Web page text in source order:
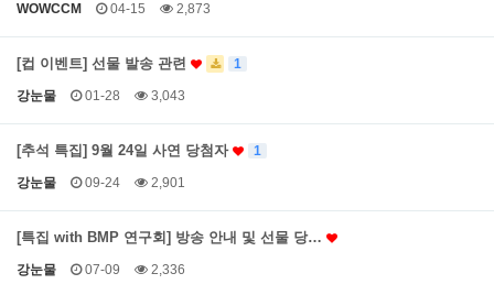
WOWCCM 04-15 2,873
[컵 이벤트] 선물 발송 관련 1
강눈물 01-28 3,043
[추석 특집] 9월 24일 사연 당첨자 1
강눈물 09-24 2,901
[특집 with BMP 연구회] 방송 안내 및 선물 당…
강눈물 07-09 2,336